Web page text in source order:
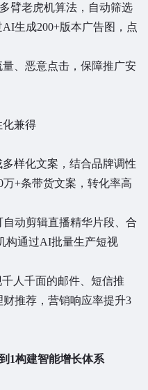
臂老虎机算法，自动筛选
生成200+版本广告图，点
、恶意点击，保障推广安
化兼得
样化文案，结合品牌调性
+条带货文案，转化率高
动剪辑直播精华片段、合
构通过AI批量生产短视
人千面的邮件、短信推
推荐，营销响应率提升3
1构建智能增长体系